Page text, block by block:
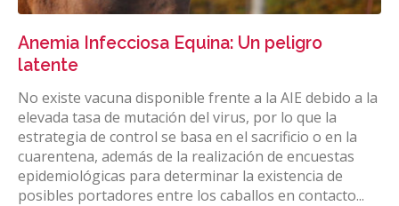
Anemia Infecciosa Equina: Un peligro
latente
No existe vacuna disponible frente a la AIE debido a la
elevada tasa de mutación del virus, por lo que la
estrategia de control se basa en el sacrificio o en la
cuarentena, además de la realización de encuestas
epidemiológicas para determinar la existencia de
posibles portadores entre los caballos en contacto...